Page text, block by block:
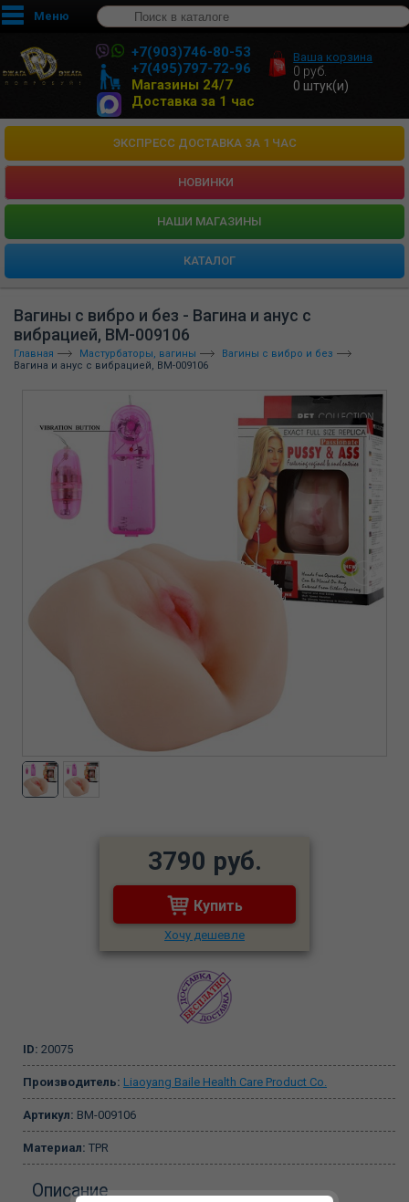
Меню
+7(903)746-80-53
+7(495)797-72-96
Магазины 24/7
Доставка за 1 час
Ваша корзина
0 руб.
0 штук(и)
ЭКСПРЕСС ДОСТАВКА ЗА 1 ЧАС
НОВИНКИ
HАШИ МАГАЗИНЫ
КАТАЛОГ
Вагины с вибро и без - Вагина и анус с
вибрацией, BM-009106
Главная Мастурбаторы, вагины
Вагины с вибро и без
Вагина и анус с вибрацией, BM-009106
3790 руб.
Купить
Хочу дешевле
ID: 20075
Производитель: Liaoyang Baile Health Care Product Co.
Артикул: BM-009106
Материал: TPR
Описание